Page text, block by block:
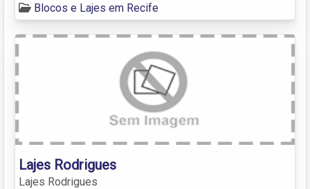
Blocos e Lajes em Recife
Lajes Rodrigues
Lajes Rodrigues